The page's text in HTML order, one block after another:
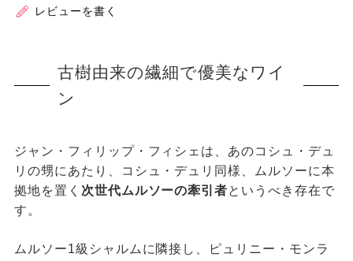
レビューを書く
古樹由来の繊細で優美なワイ
ン
ジャン・フィリップ・フィシェは、あのコシュ・デュ
リの甥にあたり、コシュ・デュリ同様、ムルソーに本
拠地を置く 次世代ムルソーの牽引者というべき存在で
す。
ムルソー1級シャルムに隣接し、ピュリニー・モンラ